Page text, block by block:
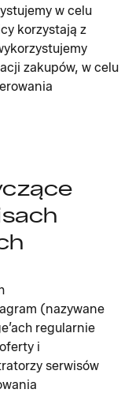
w celu
korzystają z
zakupów, w celu
(nazywane
regularnie
i
serwisów